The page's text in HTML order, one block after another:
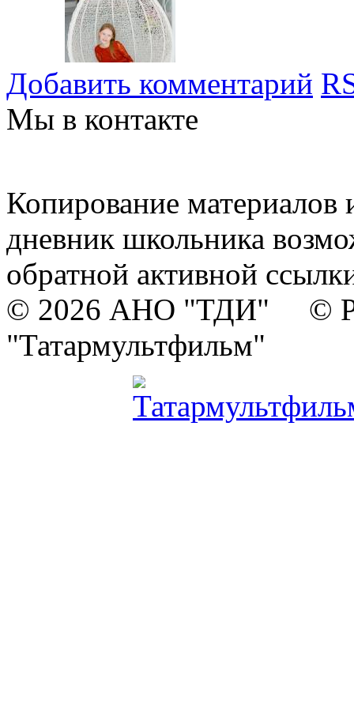
Добавить комментарий
Мы в контакте
Копирование материалов
дневник школьника
обратной активной
© 2026 АНО "ТДИ" ©
"Татармультфильм"